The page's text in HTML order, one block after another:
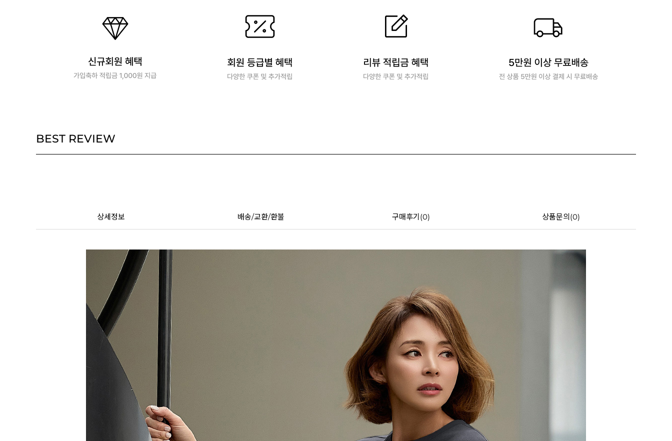
BEST REVIEW
상세정보 배송/교환/환불 구매후기(0) 상품문의(0)